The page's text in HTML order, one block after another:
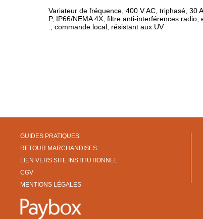
Variateur de fréquence, 400 V AC, triphasé, 30
P, IP66/NEMA 4X, filtre anti-interférences radio,
., commande local, résistant aux UV
GUIDES PRATIQUES
RETOUR MARCHANDISES
LIEN VERS SITE INSTITUTIONNEL
CGV
MENTIONS LÉGALES